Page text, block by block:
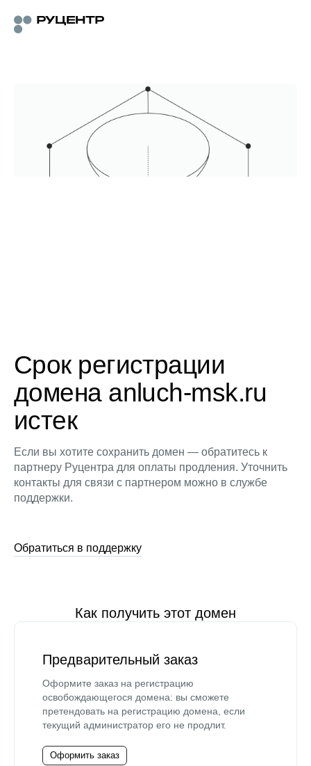
Срок регистрации
домена anluch-msk.ru
истек
Если вы хотите сохранить домен — обратитесь к
партнеру Руцентра для оплаты продления. Уточнить
контакты для связи с партнером можно в службе
поддержки.
Обратиться в поддержку
Как получить этот домен
Предварительный заказ
Оформите заказ на регистрацию
освобождающегося домена: вы сможете
претендовать на регистрацию домена, если
текущий администратор его не продлит.
Оформить заказ